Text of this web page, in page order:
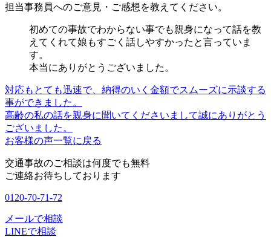
担当事務員へのご意見・ご感想を教えてください。
初めての事故でわからない事でも親身になって話を教
えてくれて娘もすごく話しやすかったと言っていま
す。
本当にありがとうございました。
対応もとても迅速で、納得のいく金額でスムーズに示談する
事ができました。
高齢の私の話を親身に聞いてくださいまして誠にありがとう
ございました。
お客様の声一覧に戻る
交通事故のご相談は何度でも無料
ご連絡お待ちしております
0120-70-71-72
メールで相談
LINEで相談